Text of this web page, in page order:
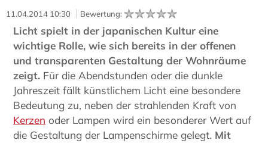
11.04.2014 10:30 Bewertung:
Licht spielt in der japanischen Kultur eine
wichtige Rolle, wie sich bereits in der offenen
und transparenten Gestaltung der Wohnräume
zeigt. Für die Abendstunden oder die dunkle
Jahreszeit fällt künstlichem Licht eine besondere
Bedeutung zu, neben der strahlenden Kraft von
Kerzen oder Lampen wird ein besonderer Wert auf
die Gestaltung der Lampenschirme gelegt. Mit